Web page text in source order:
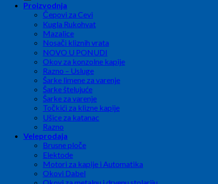
Proizvodnja
Čepovi za Cevi
Kugla Rukohvat
Mazalice
Nosači kliznih vrata
NOVO U PONUDI
Okov za konzolne kapije
Razno – Usluge
Šarke limene za varenje
Šarke štelujuće
Šarke za varenje
Točkići za klizne kapije
Ušice za katanac
Razno
Veleprodaja
Brusne ploče
Elektode
Motori za kapije i Automatika
Okovi Dabel